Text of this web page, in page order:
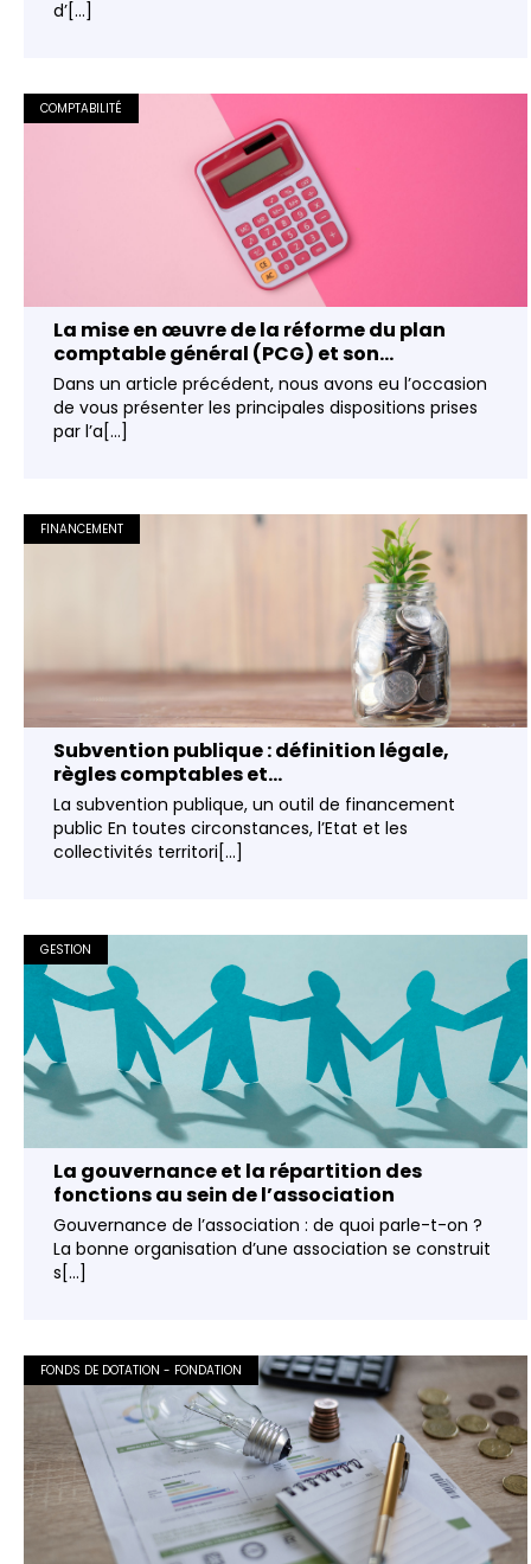
d’[...]
COMPTABILITÉ
La mise en œuvre de la réforme du plan
comptable général (PCG) et son...
Dans un article précédent, nous avons eu l’occasion
de vous présenter les principales dispositions prises
par l’a[...]
FINANCEMENT
Subvention publique : définition légale,
règles comptables et...
La subvention publique, un outil de financement
public En toutes circonstances, l’Etat et les
collectivités territori[...]
GESTION
La gouvernance et la répartition des
fonctions au sein de l’association
Gouvernance de l’association : de quoi parle-t-on ?
La bonne organisation d’une association se construit
s[...]
FONDS DE DOTATION - FONDATION